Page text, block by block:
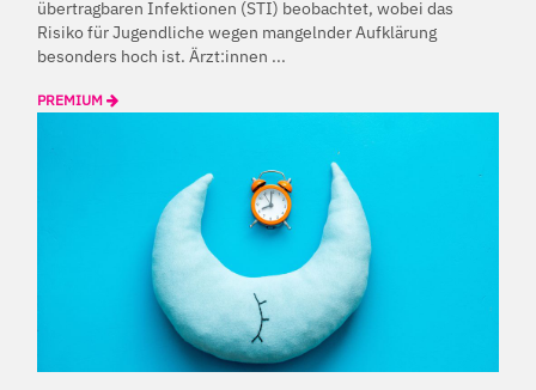
übertragbaren Infektionen (STI) beobachtet, wobei das
Risiko für Jugendliche wegen mangelnder Aufklärung
besonders hoch ist. Ärzt:innen ...
PREMIUM